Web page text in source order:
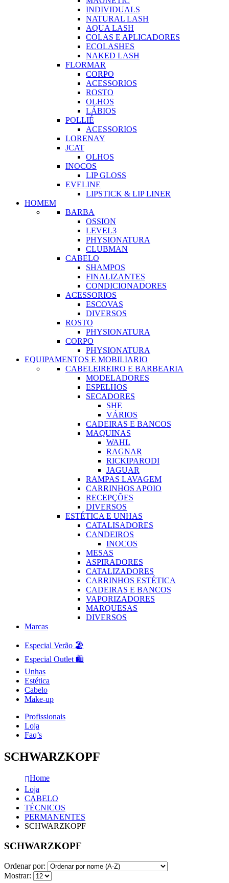
INDIVIDUALS
NATURAL LASH
AQUA LASH
COLAS E APLICADORES
ECOLASHES
NAKED LASH
FLORMAR
CORPO
ACESSORIOS
ROSTO
OLHOS
LÁBIOS
POLLIÉ
ACESSORIOS
LORENAY
JCAT
OLHOS
INOCOS
LIP GLOSS
EVELINE
LIPSTICK & LIP LINER
HOMEM
BARBA
OSSION
LEVEL3
PHYSIONATURA
CLUBMAN
CABELO
SHAMPOS
FINALIZANTES
CONDICIONADORES
ACESSORIOS
ESCOVAS
DIVERSOS
ROSTO
PHYSIONATURA
CORPO
PHYSIONATURA
EQUIPAMENTOS E MOBILIARIO
CABELEIREIRO E BARBEARIA
MODELADORES
ESPELHOS
SECADORES
SHE
VÁRIOS
CADEIRAS E BANCOS
MAQUINAS
WAHL
RAGNAR
RICKIPARODI
JAGUAR
RAMPAS LAVAGEM
CARRINHOS APOIO
RECEPÇÕES
DIVERSOS
ESTÉTICA E UNHAS
CATALISADORES
CANDEIROS
INOCOS
MESAS
ASPIRADORES
CATALIZADORES
CARRINHOS ESTÉTICA
CADEIRAS E BANCOS
VAPORIZADORES
MARQUESAS
DIVERSOS
Marcas
Especial Verão 🏖️
Especial Outlet 🛍️
Unhas
Estética
Cabelo
Make-up
Profissionais
Loja
Faq’s
SCHWARZKOPF
Home
Loja
CABELO
TÉCNICOS
PERMANENTES
SCHWARZKOPF
SCHWARZKOPF
Ordenar por:
Mostrar: